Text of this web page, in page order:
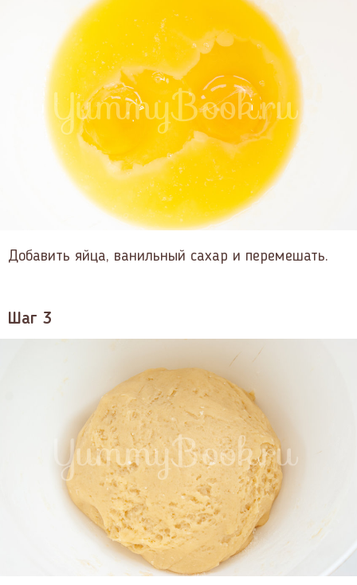
Добавить яйца, ванильный сахар и перемешать.
Шаг 3